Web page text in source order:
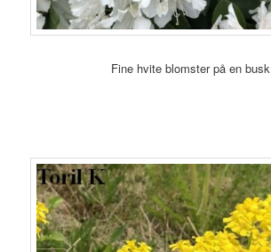
Fine hvite blomster på en busk